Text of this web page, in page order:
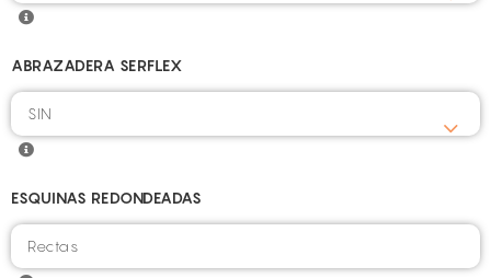
ABRAZADERA SERFLEX
ESQUINAS REDONDEADAS